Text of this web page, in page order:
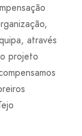
através
projeto